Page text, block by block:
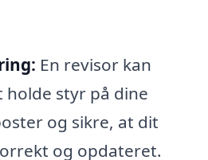
En revisor kan
styr på dine
og sikre, at dit
og opdateret.